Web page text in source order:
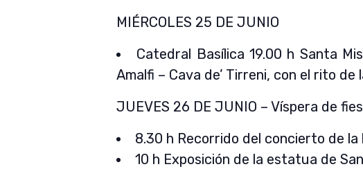
MIÉRCOLES 25 DE JUNIO
Catedral Basílica 19.00 h Santa
Amalfi – Cava de’ Tirreni, con el rito
JUEVES 26 DE JUNIO – Víspera de
8.30 h Recorrido del concierto de
10 h Exposición de la estatua de